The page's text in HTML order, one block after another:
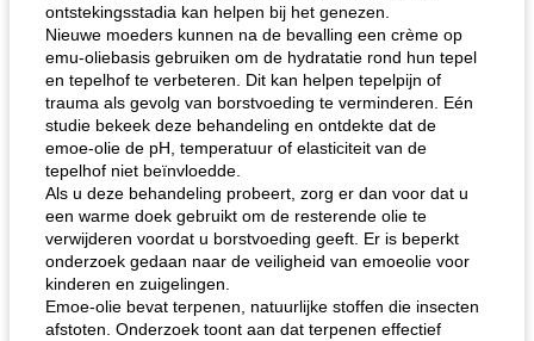
ontstekingsstadia kan helpen bij het genezen.
Nieuwe moeders kunnen na de bevalling een crème op
emu-oliebasis gebruiken om de hydratatie rond hun tepel
en tepelhof te verbeteren. Dit kan helpen tepelpijn of
trauma als gevolg van borstvoeding te verminderen. Eén
studie bekeek deze behandeling en ontdekte dat de
emoe-olie de pH, temperatuur of elasticiteit van de
tepelhof niet beïnvloedde.
Als u deze behandeling probeert, zorg er dan voor dat u
een warme doek gebruikt om de resterende olie te
verwijderen voordat u borstvoeding geeft. Er is beperkt
onderzoek gedaan naar de veiligheid van emoeolie voor
kinderen en zuigelingen.
Emoe-olie bevat terpenen, natuurlijke stoffen die insecten
afstoten. Onderzoek toont aan dat terpenen effectief